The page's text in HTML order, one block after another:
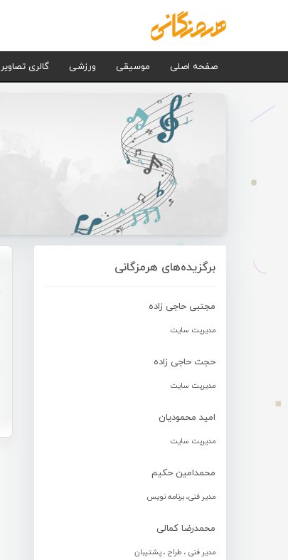
صفحه اصلی موسیقی ورزشی گالری تصاویر
برگزیده‌های هرمزگانی
مجتبی حاجی زاده
مدیریت سایت
حجت حاجی زاده
مدیریت سایت
امید محمودیان
مدیریت سایت
محمدامین حکیم
مدیر فنی، برنامه نویس
محمدرضا کمالی
مدیر فنی ، طراح ، پشتیبان